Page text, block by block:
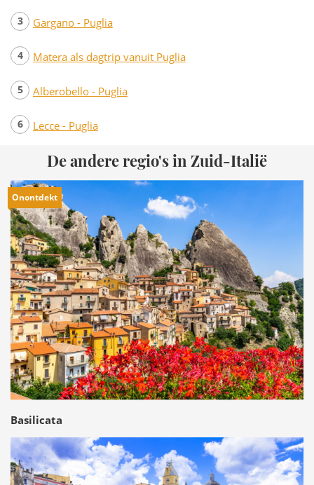
Gargano - Puglia
Matera als dagtrip vanuit Puglia
Alberobello - Puglia
Lecce - Puglia
De andere regio's in Zuid-Italië
Onontdekt
Basilicata